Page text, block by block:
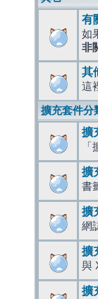
有
如
非
其
這
擴充套件分
擴
擴
書
擴
網
擴
與
擴